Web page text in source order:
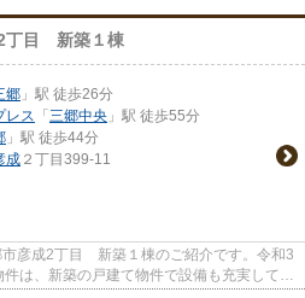
丁目 新築１棟
郷 」駅 徒歩26分
レス 「 三郷中央 」駅 徒歩55分
」駅 徒歩44分
成 ２丁目399-11
彦成2丁目 新築１棟のご紹介です。令和3
は、新築の戸建て物件で設備も充実してい